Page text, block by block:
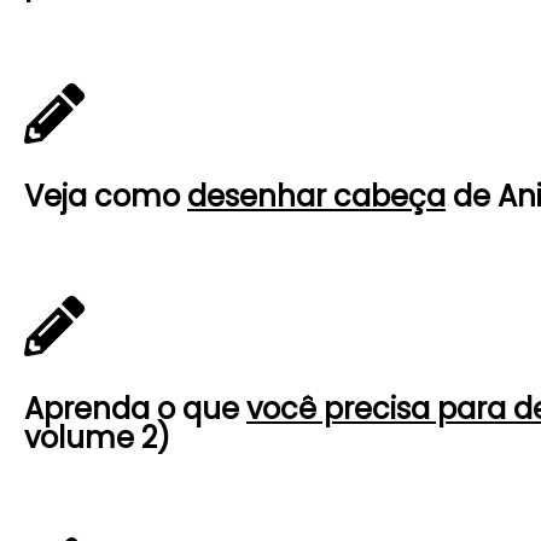
Veja comodesenhar cabeça de
Aprenda o quevocê precisa para
volume 2)